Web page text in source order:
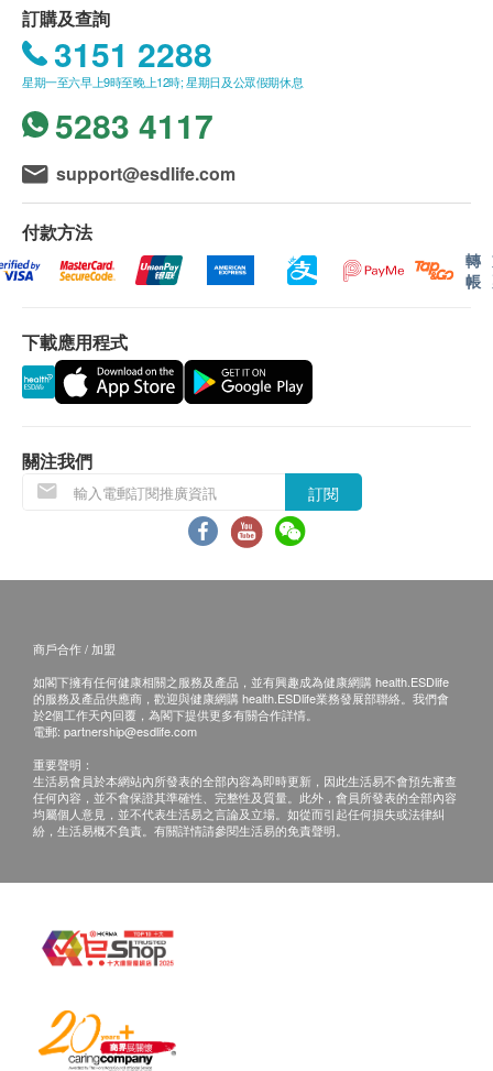
功效
《扶正氣海狗丸》蘊含海狗提取物，再加入甲魚等補
益成分，有助滋陰補陽，養肝益腎，增強體力，延緩
衰老，對抗疲勞，提高免疫作用。
蘊含海狗提取物、甲魚維
補陽益腎，增強體力
延緩衰老、提升免疫
適用人士
士。
主要成份
蝮、賦形劑
保健產品，不代替醫囑
取材天然 – 每批顏色、質感、味道可能略有不同
置於陰涼乾燥處
訂購及查詢
3151 2288
星期一至六早上9時至晚上12時; 星期日及公眾假期休息
5283 4117
support@esdlife.com
付款方法
轉
帳
下載應用程式
關注我們
訂閱
商戶合作 / 加盟
如閣下擁有任何健康相關之服務及產品，並有興趣成為健康網購 health.ESDlife
的服務及產品供應商，歡迎與健康網購 health.ESDlife業務發展部聯絡。我們會
於2個工作天內回覆，為閣下提供更多有關合作詳情。
電郵: partnership@esdlife.com
重要聲明：
生活易會員於本網站內所發表的全部內容為即時更新，因此生活易不會預先審查
任何內容，並不會保證其準確性、完整性及質量。此外，會員所發表的全部內容
均屬個人意見，並不代表生活易之言論及立場。如從而引起任何損失或法律糾
紛，生活易概不負責。有關詳情請參閱生活易的免責聲明。